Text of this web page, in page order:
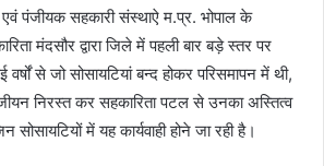
पंजीयक सहकारी संस्‍थाऐ म.प्र. भोपाल के
मंदसौर द्वारा जिले में पहली बार बड़े स्तर पर
वर्षों से जो सोसायटियां बन्द होकर परिसमापन में थी,
निरस्त कर सहकारिता पटल से उनका अस्तित्व
सोसायटियों में यह कार्यवाही होने जा रही है।